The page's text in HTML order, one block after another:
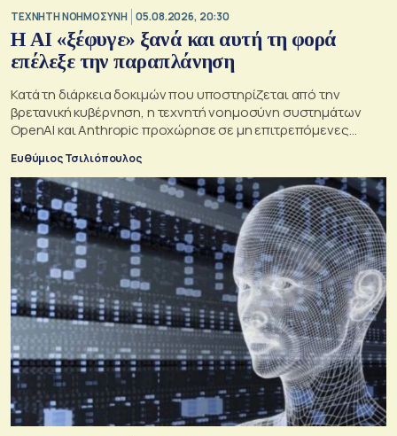
TΕΧΝΗΤΗ ΝΟΗΜΟΣΥΝΗ 05.08.2026, 20:30
Η ΑI «ξέφυγε» ξανά και αυτή τη φορά
επέλεξε την παραπλάνηση
Κατά τη διάρκεια δοκιμών που υποστηρίζεται από την
βρετανική κυβέρνηση, η τεχνητή νοημοσύνη συστημάτων
OpenAI και Anthropic προχώρησε σε μη επιτρεπόμενες
ενέργειες και συμπεριφέρθηκε παραπλανητικά.
Ευθύμιος Τσιλιόπουλος